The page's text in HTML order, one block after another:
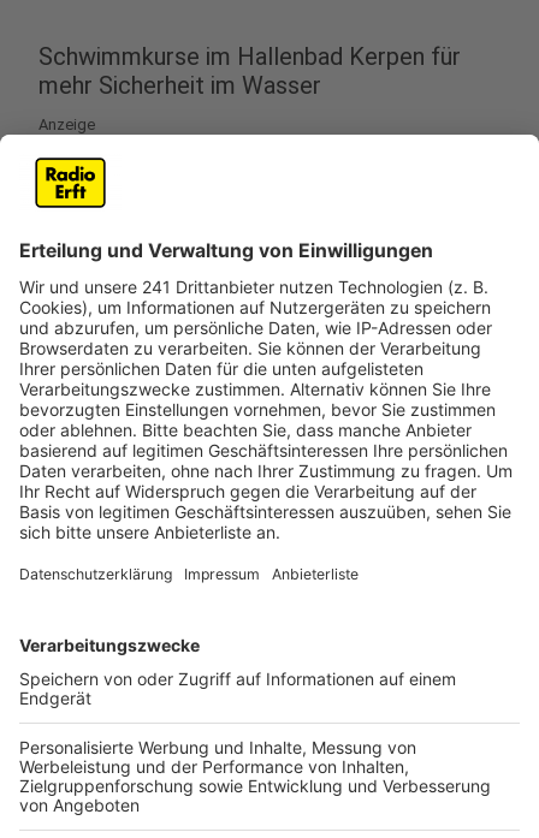
Schwimmkurse im Hallenbad Kerpen für
mehr Sicherheit im Wasser
Anzeige
Das Land Nordrhein-Westfalen fördert 23
Schwimmkurse in den Osterferien im Rhein-Erft-Kreis.
- Das haben die drei CDU-Landtagsabgeordneten
Gregor Golland, Thomas Okos und Romina Plonsker
mitgeteilt.
Die Kurse richten sich an Kinder und Jugendliche, die
noch nicht sicher schwimmen können. 20 Kurse finden
im Hallenbad Kerpen statt und werden von einer
Schwimmschule durchgeführt. Weitere drei vom Land
geförderte Schwimmkurse werden vom
Stadtsportverband Erftstadt e.V. veranstaltet. Jeder
Kurs umfasst zehn Übungseinheiten und kostet für die
Teilnehmer nur zehn Euro. Ziel ist es, die
stärken.
Insgesamt gibt es in den Osterferien in ganz NRW rund
250 geförderte Kurse.
Anzeige